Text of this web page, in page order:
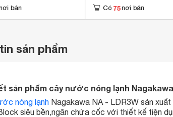
bán Có 75 nơi bán
sản phẩm
sản phẩm cây nước nóng lạnh Nagakawa
nóng lạnh Nagakawa NA - LDR3W sản
siêu bền,ngăn chứa cốc với thiết kế tiện